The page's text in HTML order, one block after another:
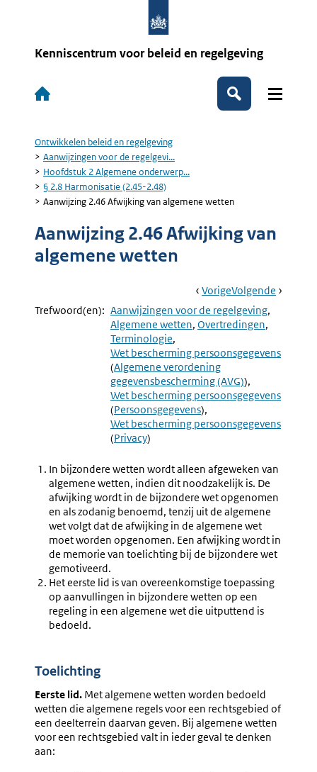
Kenniscentrum voor beleid en regelgeving
Hoofdnavigatie
Zoeken
Kruimelpad
Ontwikkelen beleid en regelgeving
Aanwijzingen voor de regelgevi...
Hoofdstuk 2 Algemene onderwerp...
§ 2.8 Harmonisatie (2.45-2.48)
Aanwijzing 2.46 Afwijking van algemene wetten
Aanwijzing 2.46 Afwijking van
algemene wetten
Book
Navigation
Ga
Naar
VorigePagina:
Aanwijzing
2.45
Harmonisatie
Regelgeving
Ga
Naar
Volgende Pagina:
Wet
Trefwoord(en): Aanwijzingen voor de regelgeving
Algemene wetten Overtredingen
Terminologie
Wet bescherming persoonsgegevens
(Algemene verordening
gegevensbescherming (AVG))
Wet bescherming persoonsgegevens
(Persoonsgegevens)
Wet bescherming persoonsgegevens
(Privacy)
In bijzondere wetten wordt alleen afgeweken van
algemene wetten, indien dit noodzakelijk is. De
afwijking wordt in de bijzondere wet opgenomen
en als zodanig benoemd, tenzij uit de algemene
wet volgt dat de afwijking in de algemene wet
moet worden opgenomen. Een afwijking wordt in
de memorie van toelichting bij de bijzondere wet
gemotiveerd.
Het eerste lid is van overeenkomstige toepassing
op aanvullingen in bijzondere wetten op een
regeling in een algemene wet die uitputtend is
bedoeld.
Toelichting
Eerste lid. Met algemene wetten worden bedoeld
wetten die algemene regels voor een rechtsgebied of
een deelterrein daarvan geven. Bij algemene wetten
voor een rechtsgebied valt in ieder geval te denken
aan: